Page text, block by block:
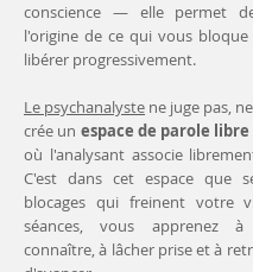
conscience — elle permet
l'origine de ce qui vous
libérer progressivement.
Le psychanalyste ne juge pas,
crée un espace de parole
où l'analysant associe
C'est dans cet espace que
blocages qui freinent votre
séances, vous apprenez
connaître, à lâcher prise et à